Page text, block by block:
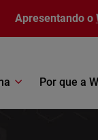
Apresentando o
Por que a